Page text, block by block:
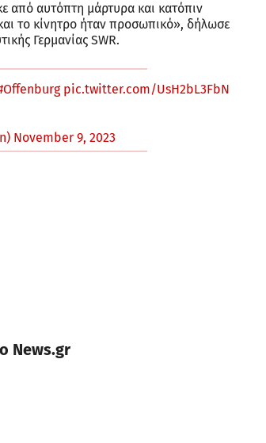
από αυτόπτη μάρτυρα και κατόπιν
το κίνητρο ήταν προσωπικό», δήλωσε
Γερμανίας SWR.
pic.twitter.com/UsH2bL3FbN
November 9, 2023
News.gr